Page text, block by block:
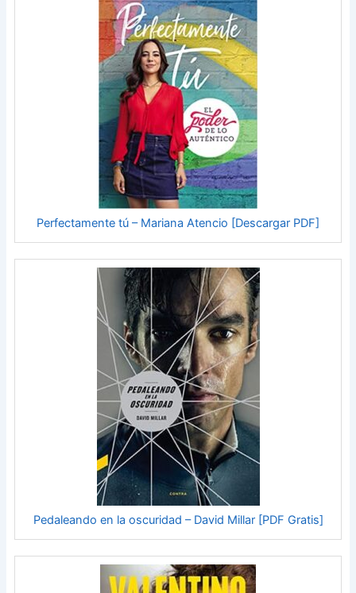
Perfectamente tú – Mariana Atencio [Descargar PDF]
Pedaleando en la oscuridad – David Millar [PDF Gratis]